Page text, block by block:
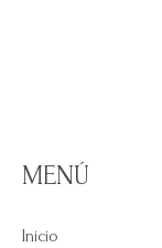
MENÚ
Inicio